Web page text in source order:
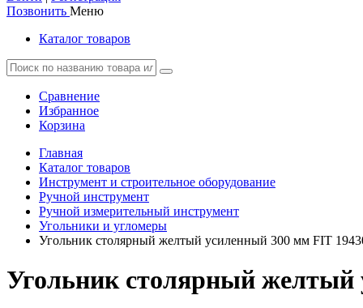
Позвонить Меню
Каталог товаров
Сравнение
Избранное
Корзина
Главная
Каталог товаров
Инструмент и строительное оборудование
Ручной инструмент
Ручной измерительный инструмент
Угольники и угломеры
Угольник столярный желтый усиленный 300 мм FIT
Угольник столярный